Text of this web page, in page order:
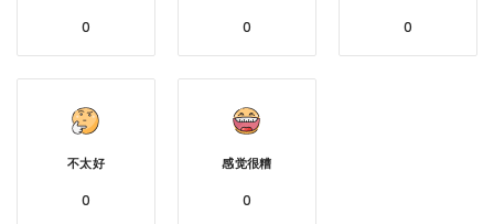
0 0 0
不太好
0
感觉很糟
0